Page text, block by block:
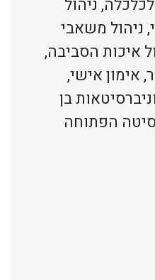
ניהול
ניהול משאבי
איכות הסביבה,
אימון אישי,
בן
הפתוחה